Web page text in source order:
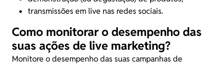
transmissões em live nas redes sociais.
Como monitorar o desempenho das
suas ações de live marketing?
Monitore o desempenho das suas campanhas de